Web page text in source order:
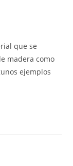
que se
madera como
ejemplos